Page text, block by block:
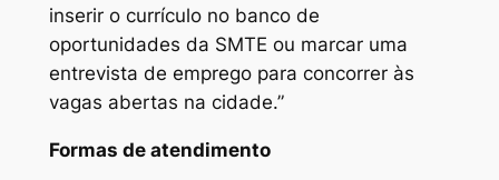
inserir o currículo no banco de
oportunidades da SMTE ou marcar uma
entrevista de emprego para concorrer às
vagas abertas na cidade.”
Formas de atendimento